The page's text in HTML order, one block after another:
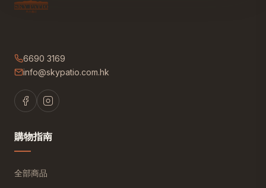
6690 3169
info@skypatio.com.hk
購物指南
全部商品